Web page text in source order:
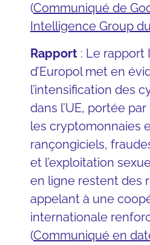
(Communiqué de
Intelligence Group
Rapport : Le rapport
d’Europol met en
l’intensification des
dans l’UE, portée
les cryptomonnaies
rançongiciels,
et l’exploitation
en ligne restent des
appelant à une
internationale
(Communiqué en